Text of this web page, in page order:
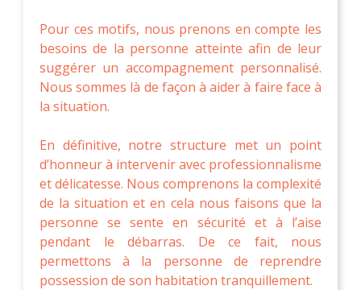
Pour ces motifs, nous prenons en compte les
besoins de la personne atteinte afin de leur
suggérer un accompagnement personnalisé.
Nous sommes là de façon à aider à faire face à
la situation.
En définitive, notre structure met un point
d’honneur à intervenir avec professionnalisme
et délicatesse. Nous comprenons la complexité
de la situation et en cela nous faisons que la
personne se sente en sécurité et à l’aise
pendant le débarras. De ce fait, nous
permettons à la personne de reprendre
possession de son habitation tranquillement.